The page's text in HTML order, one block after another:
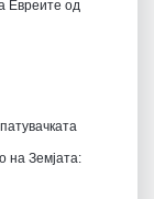
Евреите од
на Земјата: